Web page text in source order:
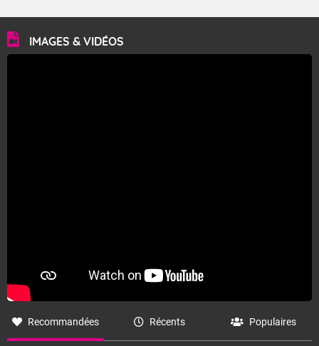
IMAGES & VIDÉOS
Recommandées Récents Populaires